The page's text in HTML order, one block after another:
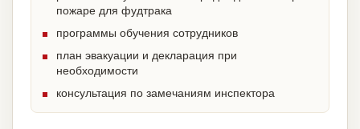
пожаре для фудтрака
программы обучения сотрудников
план эвакуации и декларация при
необходимости
консультация по замечаниям инспектора